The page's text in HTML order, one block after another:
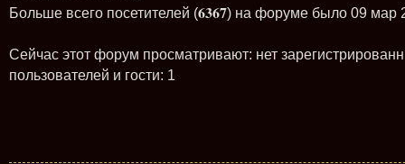
Больше всего посетителей (6367) на форуме было 09 мар
Сейчас этот форум просматривают: нет
пользователей и гости: 1